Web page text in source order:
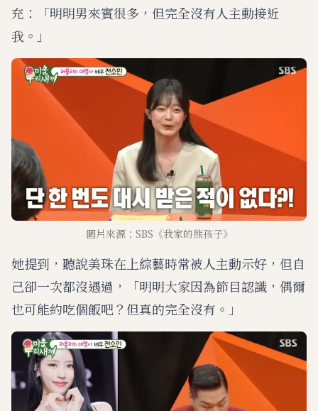
充：「明明男來賓很多，但完全沒有人主動接近
我。」
圖片來源：SBS《我家的熊孩子》
她提到，聽說美珠在上綜藝時常被人主動示好，但自
己卻一次都沒遇過，「明明大家因為節目認識，偶爾
也可能約吃個飯吧？但真的完全沒有。」